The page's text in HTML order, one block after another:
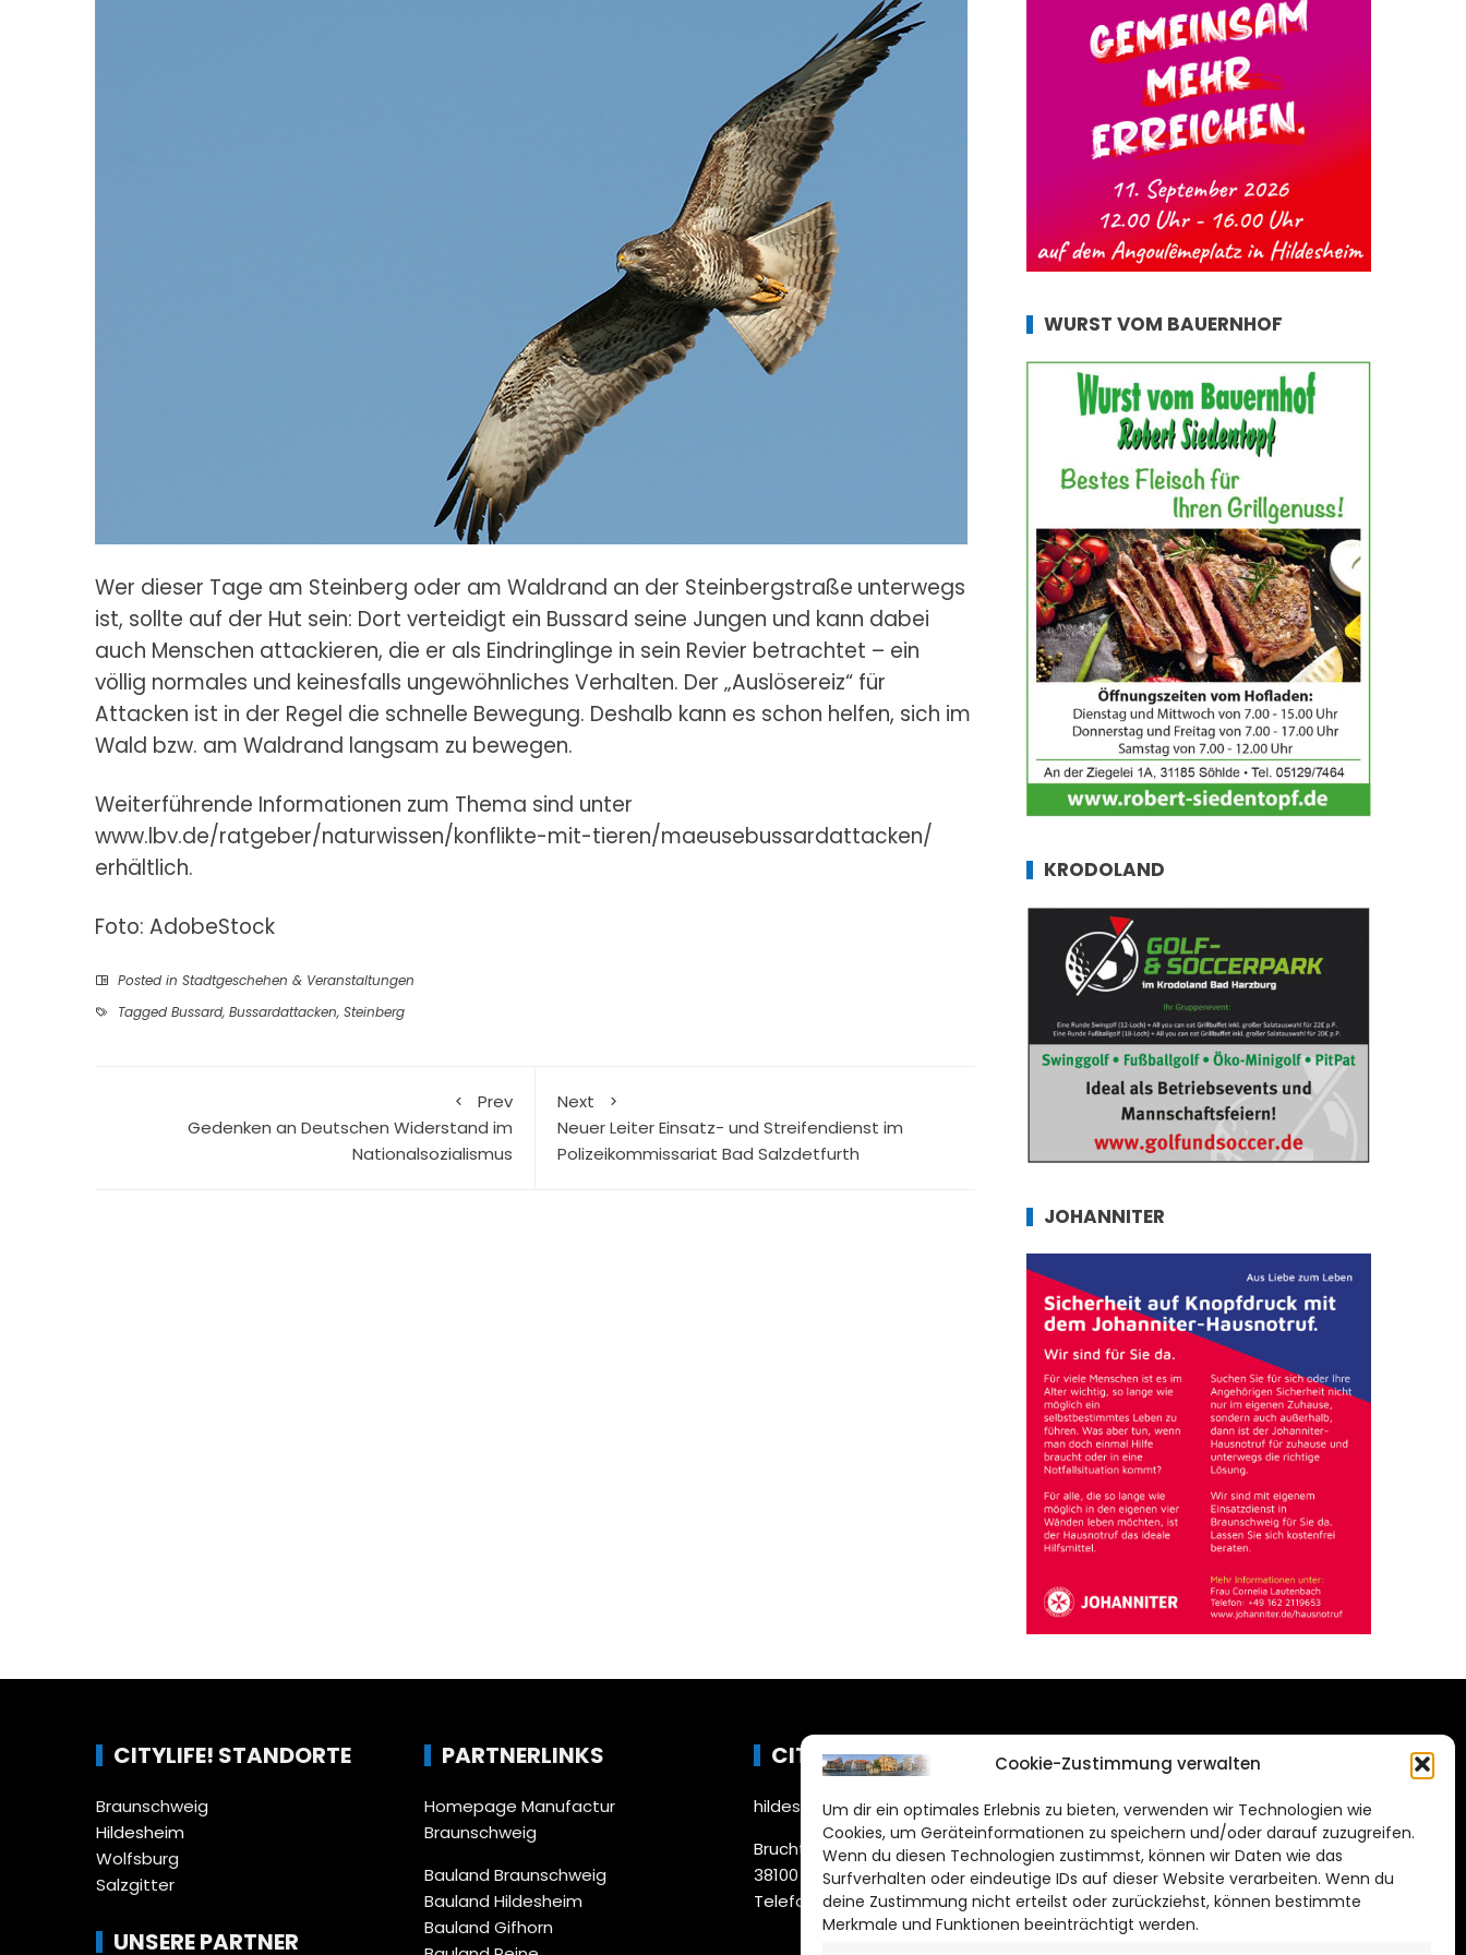
Cookie-Zustimmung verwalten
Um dir ein optimales Erlebnis zu bieten, verwenden wir Technologien wie
Cookies, um Geräteinformationen zu speichern und/oder darauf zuzugreifen.
Wenn du diesen Technologien zustimmst, können wir Daten wie das
Surfverhalten oder eindeutige IDs auf dieser Website verarbeiten. Wenn du
deine Zustimmung nicht erteilst oder zurückziehst, können bestimmte
Merkmale und Funktionen beeinträchtigt werden.
Wer dieser Tage am Steinberg oder am Waldrand an der Steinbergstraße unterwegs
ist, sollte auf der Hut sein: Dort verteidigt ein Bussard seine Jungen und kann dabei
auch Menschen attackieren, die er als Eindringlinge in sein Revier betrachtet – ein
völlig normales und keinesfalls ungewöhnliches Verhalten. Der „Auslösereiz“ für
Attacken ist in der Regel die schnelle Bewegung. Deshalb kann es schon helfen, sich im
Wald bzw. am Waldrand langsam zu bewegen.
Weiterführende Informationen zum Thema sind unter
www.lbv.de/ratgeber/naturwissen/konflikte-mit-tieren/maeusebussardattacken/
erhältlich.
Foto: AdobeStock
Posted in Stadtgeschehen & Veranstaltungen
Tagged Bussard, Bussardattacken, Steinberg
Prev
Gedenken an Deutschen Widerstand im
Nationalsozialismus
Next
Neuer Leiter Einsatz- und Streifendienst im
Polizeikommissariat Bad Salzdetfurth
WURST VOM BAUERNHOF
KRODOLAND
JOHANNITER
CITYLIFE! STANDORTE
Braunschweig
Hildesheim
Wolfsburg
Salzgitter
UNSERE PARTNER
PARTNERLINKS
Homepage Manufactur
Braunschweig
Bauland Braunschweig
Bauland Hildesheim
Bauland Gifhorn
CITYLIFE!
hildesheim@citylifemedien.de
Bruchtorwall 12
38100 Braunschweig
Telefon: 0531 387220 – 65
DAS STADTMAGAZIN
FÜR HILDESHEIM
Impressum
Datenschutzerklärung
Cookie Richtlinie
CITYLIFE! BEI FACEBOOK